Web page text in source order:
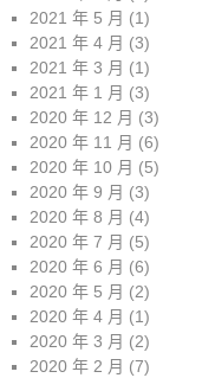
2021 年 5 月 (1)
2021 年 4 月 (3)
2021 年 3 月 (1)
2021 年 1 月 (3)
2020 年 12 月 (3)
2020 年 11 月 (6)
2020 年 10 月 (5)
2020 年 9 月 (3)
2020 年 8 月 (4)
2020 年 7 月 (5)
2020 年 6 月 (6)
2020 年 5 月 (2)
2020 年 4 月 (1)
2020 年 3 月 (2)
2020 年 2 月 (7)